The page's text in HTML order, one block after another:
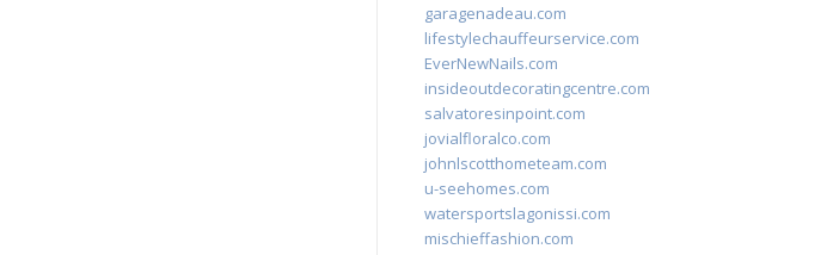
garagenadeau.com
lifestylechauffeurservice.com
EverNewNails.com
insideoutdecoratingcentre.com
salvatoresinpoint.com
jovialfloralco.com
johnlscotthometeam.com
u-seehomes.com
watersportslagonissi.com
mischieffashion.com